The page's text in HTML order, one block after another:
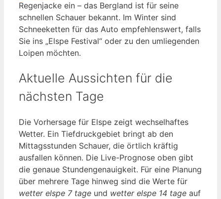
Regenjacke ein – das Bergland ist für seine
schnellen Schauer bekannt. Im Winter sind
Schneeketten für das Auto empfehlenswert, falls
Sie ins „Elspe Festival“ oder zu den umliegenden
Loipen möchten.
Aktuelle Aussichten für die
nächsten Tage
Die Vorhersage für Elspe zeigt wechselhaftes
Wetter. Ein Tiefdruckgebiet bringt ab den
Mittagsstunden Schauer, die örtlich kräftig
ausfallen können. Die Live-Prognose oben gibt
die genaue Stundengenauigkeit. Für eine Planung
über mehrere Tage hinweg sind die Werte für
wetter elspe 7 tage und wetter elspe 14 tage auf